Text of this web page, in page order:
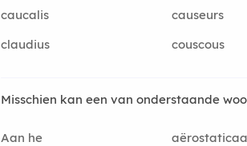
caucalis
causeurs
claudius
couscous
Misschien kan een van onderstaande
Aan he